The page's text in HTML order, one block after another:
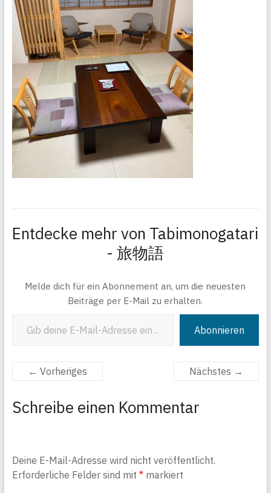
Entdecke mehr von Tabimonogatari
- 旅物語
Melde dich für ein Abonnement an, um die neuesten
Beiträge per E-Mail zu erhalten.
Abonnieren
← Vorheriges Nächstes →
Schreibe einen Kommentar
Deine E-Mail-Adresse wird nicht veröffentlicht.
Erforderliche Felder sind mit *markiert